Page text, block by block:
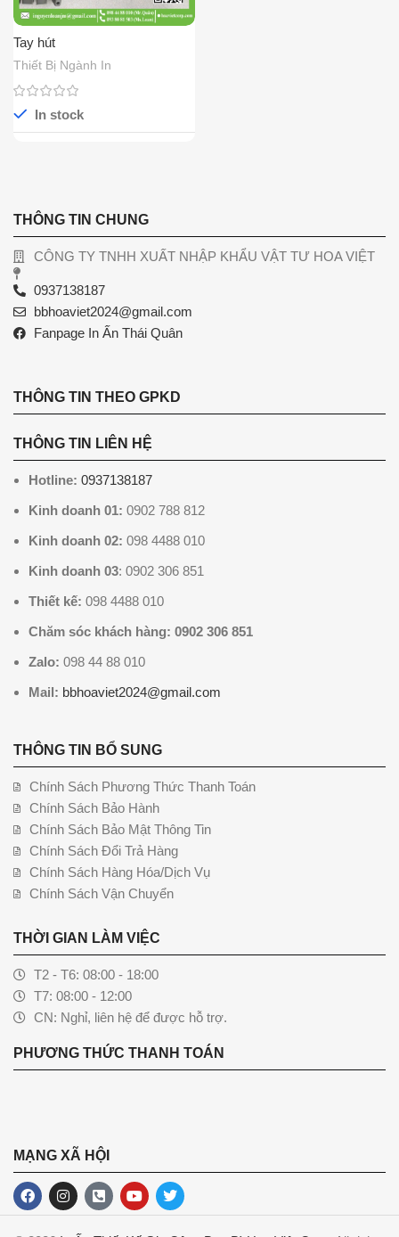
Tay hút
Thiết Bị Ngành In
In stock
THÔNG TIN CHUNG
CÔNG TY TNHH XUẤT NHẬP KHẨU VẬT TƯ HOA VIỆT
0937138187
bbhoaviet2024@gmail.com
Fanpage In Ấn Thái Quân
THÔNG TIN THEO GPKD
THÔNG TIN LIÊN HỆ
Hotline: 0937138187
Kinh doanh 01: 0902 788 812
Kinh doanh 02: 098 4488 010
Kinh doanh 03: 0902 306 851
Thiết kế: 098 4488 010
Chăm sóc khách hàng: 0902 306 851
Zalo: 098 44 88 010
Mail: bbhoaviet2024@gmail.com
THÔNG TIN BỔ SUNG
Chính Sách Phương Thức Thanh Toán
Chính Sách Bảo Hành
Chính Sách Bảo Mật Thông Tin
Chính Sách Đổi Trả Hàng
Chính Sách Hàng Hóa/Dịch Vụ
Chính Sách Vận Chuyển
THỜI GIAN LÀM VIỆC
T2 - T6: 08:00 - 18:00
T7: 08:00 - 12:00
CN: Nghỉ, liên hệ để được hỗ trợ.
PHƯƠNG THỨC THANH TOÁN
MẠNG XÃ HỘI